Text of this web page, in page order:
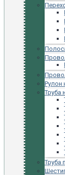
Рулон
Труба
Труба